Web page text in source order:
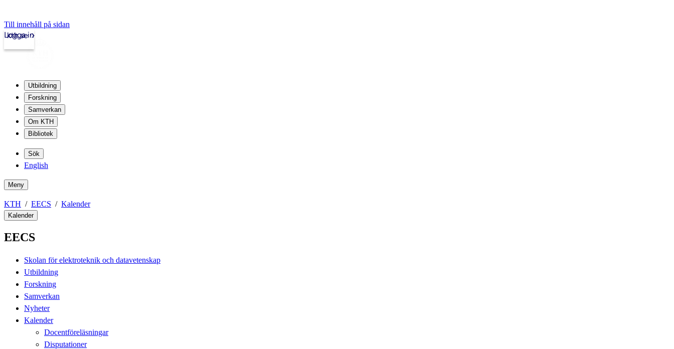
Till innehåll på sidan
kth.se
Logga in
Utbildning
Forskning
Samverkan
Om KTH
Bibliotek
Sök
English
Meny
KTH EECS Kalender
Kalender
EECS
Skolan för elektroteknik och datavetenskap
Utbildning
Forskning
Samverkan
Nyheter
Kalender
Docentföreläsningar
Disputationer